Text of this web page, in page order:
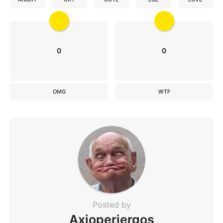
0
OMG
0
WTF
Posted by
Axioperiergos